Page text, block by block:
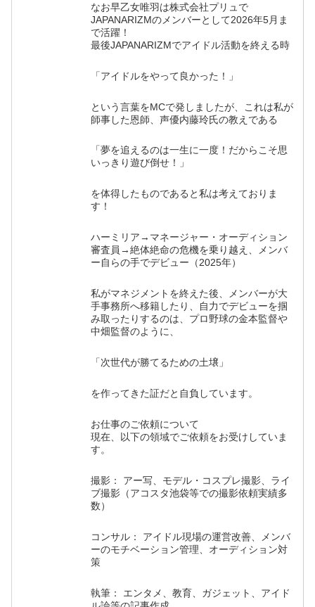
なお早乙女唯羽は株式会社プリュで
JAPANARIZMのメンバーとして2026年5月ま
で活躍！
最後JAPANARIZMでアイドル活動を終える時
「アイドルをやって良かった！」
という言葉をMCで発しましたが、これは私が
師事した恩師、声優内藤玲氏の教えである
「夢を追えるのは一生に一度！だからこそ思
いっきり遊び倒せ！」
を体得したものであると私は考えておりま
す！
ハーミリア→マネージャー・オーディション
審査員→絶体絶命の危機を乗り越え、メンバ
ー自らの手でデビュー（2025年）
私がマネジメントを終えた後、メンバーが大
手事務所へ移籍したり、自力でデビューを掴
み取ったりするのは、プロ野球の金本監督や
中畑監督のように、
「次世代が勝てるための土壌」
を作ってきた証だと自負しています。
お仕事のご依頼について
現在、以下の領域でご依頼をお受けしていま
す。
撮影： アー写、モデル・コスプレ撮影、ライ
ブ撮影（アコスタ池袋等での撮影依頼実績多
数）
コンサル： アイドル現場の運営改善、メンバ
ーのモチベーション管理、オーディション対
策
執筆： エンタメ、教育、ガジェット、アイド